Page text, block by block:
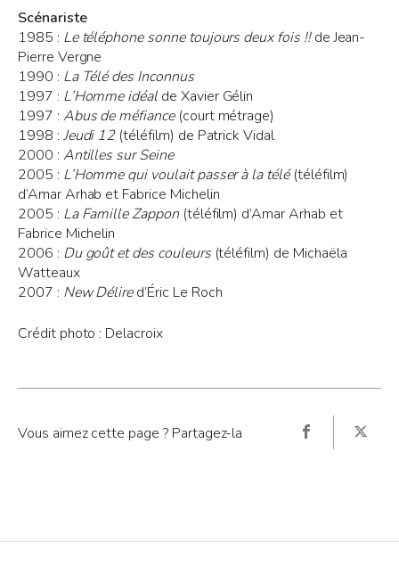
Scénariste
1985 : Le téléphone sonne toujours deux fois !!de Jean-
Pierre Vergne
1990 : La Télé des Inconnus
1997 : L’Homme idéal de Xavier Gélin
1997 : Abus de méfiance(court métrage)
1998 : Jeudi 12(téléfilm) de Patrick Vidal
2000 : Antilles sur Seine
2005 : L’Homme qui voulait passer à la télé(téléfilm)
d’Amar Arhab et Fabrice Michelin
2005 : La Famille Zappon(téléfilm) d’Amar Arhab et
Fabrice Michelin
2006 : Du goût et des couleurs(téléfilm) de Michaëla
Watteaux
2007 : New Délired’Éric Le Roch
Crédit photo : Delacroix
Vous aimez cette page ? Partagez-la